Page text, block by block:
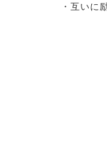
・互いに